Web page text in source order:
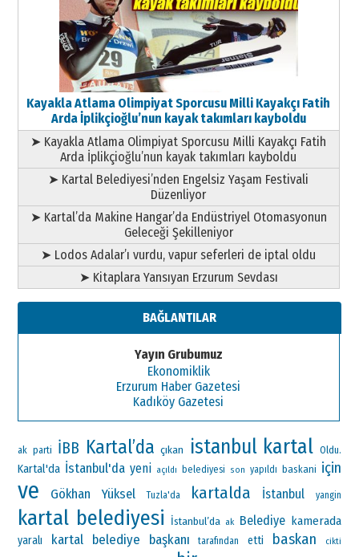
Kayakla Atlama Olimpiyat Sporcusu Milli Kayakçı Fatih
Arda İplikçioğlu’nun kayak takımları kayboldu
➤ Kayakla Atlama Olimpiyat Sporcusu Milli Kayakçı Fatih
Arda İplikçioğlu’nun kayak takımları kayboldu
➤ Kartal Belediyesi’nden Engelsiz Yaşam Festivali
Düzenliyor
➤ Kartal’da Makine Hangar’da Endüstriyel Otomasyonun
Geleceği Şekilleniyor
➤ Lodos Adalar’ı vurdu, vapur seferleri de iptal oldu
➤ Kitaplara Yansıyan Erzurum Sevdası
BAĞLANTILAR
Yayın Grubumuz
Ekonomiklik
Erzurum Haber Gazetesi
Kadıköy Gazetesi
ak parti İBB Kartal’da çıkan istanbul kartal Oldu.
Kartal'da İstanbul'da yeni açıldı belediyesi son yapıldı baskani için
ve Gökhan Yüksel Tuzla'da kartalda İstanbul yangin
kartal belediyesi İstanbul’da ak Belediye kamerada
yaralı kartal belediye başkanı tarafından etti baskan cikti